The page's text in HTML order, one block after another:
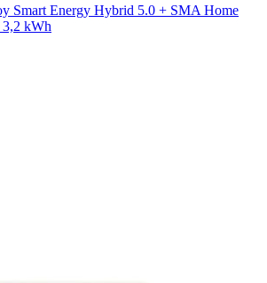
Smart Energy Hybrid 5.0 + SMA Home
3,2 kWh